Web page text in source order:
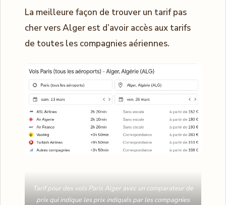
La meilleure façon de trouver un tarif pas
cher vers Alger est d’avoir accès aux tarifs
de toutes les compagnies aériennes.
Tarif pour des vols Paris Alger avec un comparateur de
prix qui indique les prix indiqués par les compagnies